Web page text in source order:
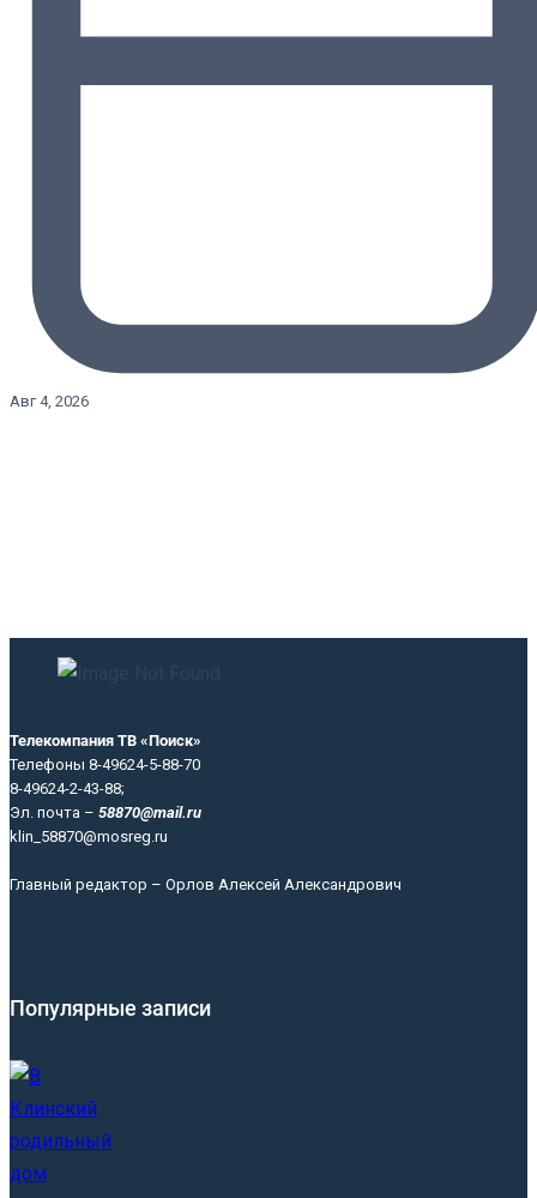
Авг 4, 2026
Телекомпания ТВ «Поиск»
Телефоны 8-49624-5-88-70
8-49624-2-43-88;
Эл. почта – 58870@mail.ru
klin_58870@mosreg.ru
Главный редактор – Орлов Алексей Александрович
Популярные записи